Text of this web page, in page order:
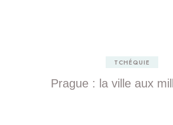
TCHÉQUIE
Prague : la ville aux